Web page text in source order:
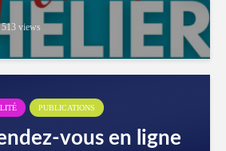
513 views
PUBLICATIONS
vous en ligne